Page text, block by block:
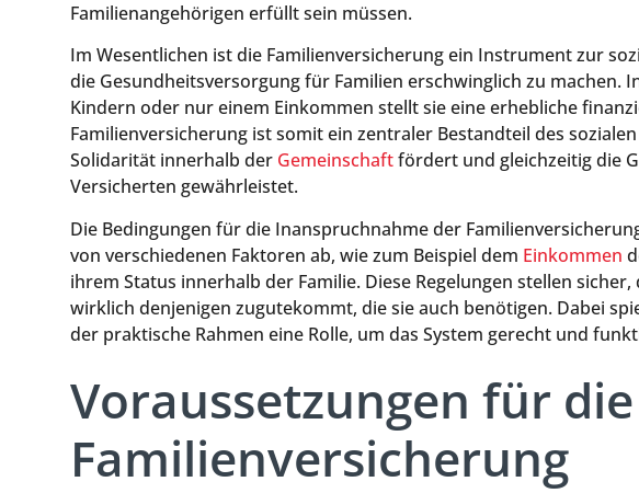
Familienangehörigen erfüllt sein müssen.
Im Wesentlichen ist die Familienversicherung ein Instrument zur
die Gesundheitsversorgung für Familien erschwinglich zu machen.
Kindern oder nur einem Einkommen stellt sie eine erhebliche
Familienversicherung ist somit ein zentraler Bestandteil des
Solidarität innerhalb der Gemeinschaftfördert und gleichzeitig die
Versicherten gewährleistet.
Die Bedingungen für die Inanspruchnahme der
von verschiedenen Faktoren ab, wie zum Beispiel dem Einkommen
ihrem Status innerhalb der Familie. Diese Regelungen stellen
wirklich denjenigen zugutekommt, die sie auch benötigen. Dabei
der praktische Rahmen eine Rolle, um das System gerecht und
Voraussetzungen für die
Familienversicherung